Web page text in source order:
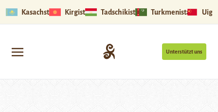
Kasachstan Kirgistan Tadschikistan Turkmenistan
Unterstützt uns